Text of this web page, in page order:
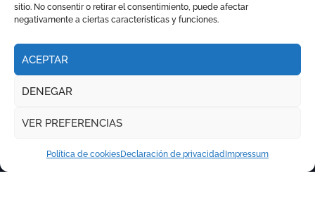
sitio. No consentir o retirar el consentimiento, puede afectar
negativamente a ciertas características y funciones.
ACEPTAR
DENEGAR
VER PREFERENCIAS
Política de cookiesDeclaración de privacidad Impressum